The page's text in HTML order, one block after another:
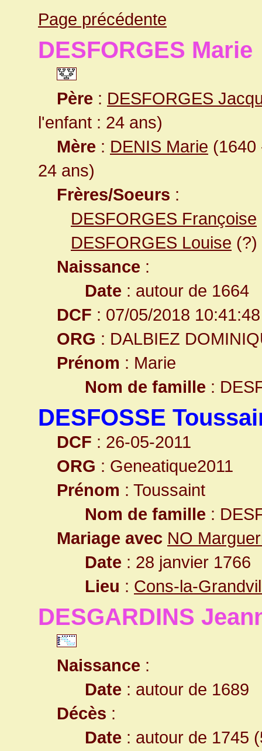
Page précédente
DESFORGES Marie
Père : DESFORGES
l'enfant : 24 ans)
Mère : DENIS Marie (1640
24 ans)
Frères/Soeurs :
DESFORGES Françoise
DESFORGES Louise (?)
Naissance :
Date : autour de 1664
DCF : 07/05/2018 10:41:48
ORG : DALBIEZ
Prénom : Marie
Nom de famille :
DESFOSSE
DCF : 26-05-2011
ORG : Geneatique2011
Prénom : Toussaint
Nom de famille :
Mariage avec NO
Date : 28 janvier 1766
Lieu : Cons-la-
DESGARDINS
Naissance :
Date : autour de 1689
Décès :
Date : autour de 1745